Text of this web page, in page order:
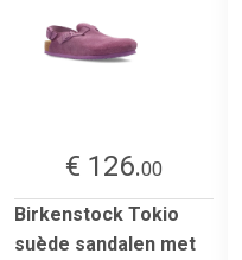
€ 126.00
Birkenstock Tokio
suède sandalen met